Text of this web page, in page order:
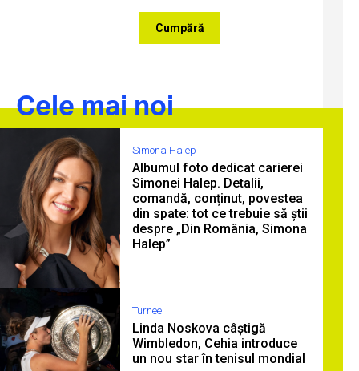
Cumpără
Cele mai noi
Simona Halep
Albumul foto dedicat carierei
Simonei Halep. Detalii,
comandă, conținut, povestea
din spate: tot ce trebuie să știi
despre „Din România, Simona
Halep”
Turnee
Linda Noskova câștigă
Wimbledon, Cehia introduce
un nou star în tenisul mondial